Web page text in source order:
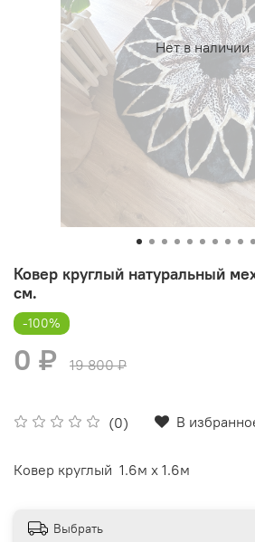
Нет в наличии
Ковер круглый натуральный
см.
(0) В
-100%
0 ₽ 19 800 ₽
Ковер круглый 1.6м х 1.6м
Выбрать